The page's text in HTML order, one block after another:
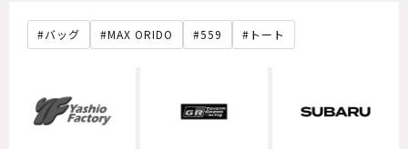
バッグ MAX ORIDO 559 トート